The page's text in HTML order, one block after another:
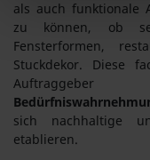
als auch funktionale
zu können, ob
Fensterformen,
Stuckdekor. Diese
sich nachhaltige
etablieren.